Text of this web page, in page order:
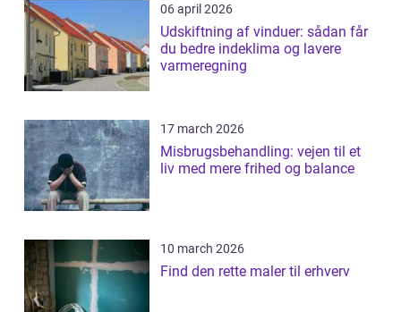
06 april 2026
Udskiftning af vinduer: sådan får
du bedre indeklima og lavere
varmeregning
17 march 2026
Misbrugsbehandling: vejen til et
liv med mere frihed og balance
10 march 2026
Find den rette maler til erhverv